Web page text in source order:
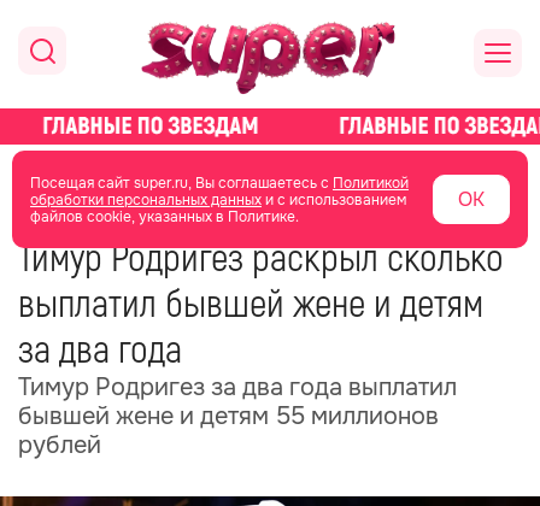
Посещая сайт super.ru, Вы соглашаетесь с Политикой
обработки персональных данныхи с использованием
файлов cookie, указанных в Политике.
ОК
главная новости о звездах новости
08 февраля 08:32
Тимур Родригез раскрыл сколько
выплатил бывшей жене и детям
за два года
Тимур Родригез за два года выплатил
бывшей жене и детям 55 миллионов
рублей